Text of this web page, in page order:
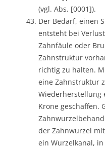
(vgl. Abs. [0001]).
Der Bedarf, einen
entsteht bei
Zahnfäule oder
Zahnstruktur
richtig zu halten.
eine Zahnstruktur
Wiederherstellung
Krone geschaffen.
der Zahnwurzel
ein Wurzelkanal,